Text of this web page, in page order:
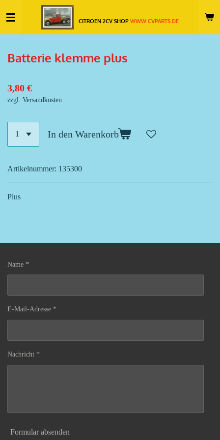
Hauptinhalt
springen
CITROEN 2CV SHOPWWW.CVPARTS.DE
Batterie klemme plus
3,80 €
zzgl. Versandkosten
In den Warenkorb
Artikelnummer: 135300
Plus
Name *
E-Mail-Adresse *
Nachricht *
Formular absenden